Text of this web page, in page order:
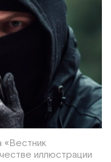
«Вестник
иллюстрации